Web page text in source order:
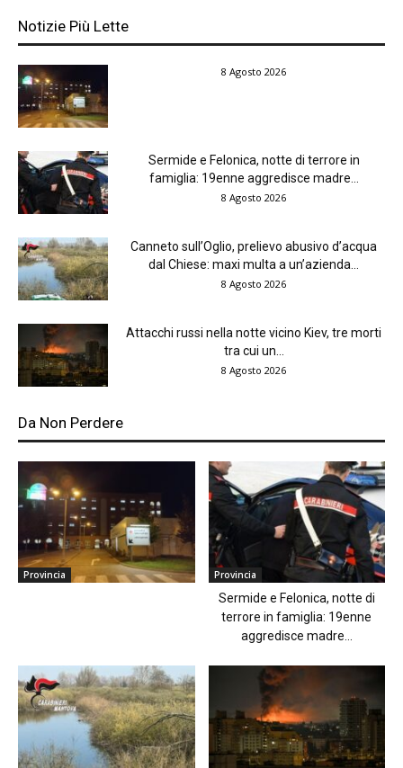
Notizie Più Lette
8 Agosto 2026
Sermide e Felonica, notte di terrore in
famiglia: 19enne aggredisce madre...
8 Agosto 2026
Canneto sull’Oglio, prelievo abusivo d’acqua
dal Chiese: maxi multa a un’azienda...
8 Agosto 2026
Attacchi russi nella notte vicino Kiev, tre morti
tra cui un...
8 Agosto 2026
Da Non Perdere
Provincia Provincia
Sermide e Felonica, notte di
terrore in famiglia: 19enne
aggredisce madre...